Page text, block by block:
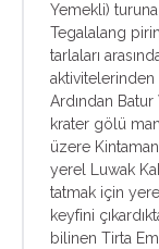
Yemekli)
Tegalalang
tarlaları
aktivitelerinden
Ardından
krater gölü
üzere
yerel Luwak
tatmak için
keyfini
bilinen Tirta